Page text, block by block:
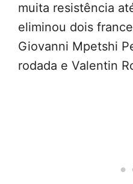
muita resistência
eliminou dois
Giovanni Mpetshi
rodada e Valentin